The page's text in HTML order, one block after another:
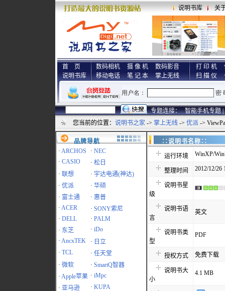
说明书库 关
首 页
说明书库
数码相机 摄 像 机
数码影音
移动电话
笔 记 本 掌上无线
打 印 机
扫 描 仪
专题连接： 智能手机专题 |
您当前的位置： 说明书之家 -> 掌上无线 -> 优派 ->
品牌导航
· ARCHOS · NEC
· CASIO · 松日
· 联想 · 宇达电通(神达)
· 优派 · 华硕
· 富士通 · 惠普
· ACER · SONY索尼
· DELL · PALM
· 东芝 · iDo
· AncxTEK · 日立
· TCL · 任天堂
· 微软 · SmartQ智器
· Apple苹果 · iMpc
· 亚马逊 · KUPA
∷说明书名
运行环境 WinXP/
整理时间 2012/12/26
说明书星
级
说明书语
言
英文
说明书类
型
PDF
授权方式 免费下载
说明书大
小
4.1 MB